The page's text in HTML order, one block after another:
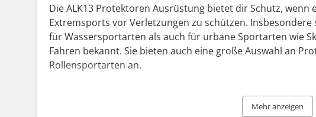
Die ALK13 Protektoren Ausrüstung bietet dir Schutz, wenn
Extremsports vor Verletzungen zu schützen.
für Wassersportarten als auch für urbane Sportarten wie
Fahren bekannt. Sie bieten auch eine große Auswahl an
Rollensportarten an.
Die ALK13 Helme und Protektoren sind leichtgewichtig
Komfort. Sie haben außerdem eine spezielle Kollektion
Mehr anzeigen